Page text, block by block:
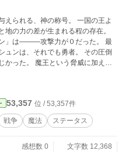
えられる、神の称号。 一国の王よ
の力の差が生まれる程の存在。
」は―――攻撃力が０だった。 最
ュンは、それでも勇者。 その圧倒
う脅威に加え
きていた。 そこへ、新たなる勇
53,357 位 / 53,357件
戦争 魔法 ステータス
感想数 0
文字数 12,368